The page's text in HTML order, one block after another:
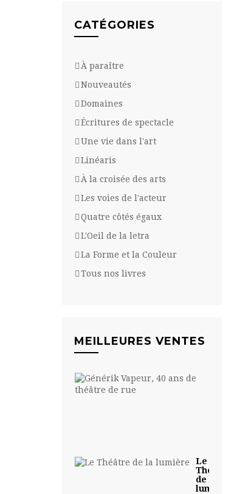
CATÉGORIES
À paraître
Nouveautés
Domaines
Écritures de spectacle
Une vie dans l'art
Linéaris
À la croisée des arts
Les voies de l'acteur
Quatre côtés égaux
L'Oeil de la letra
La Forme et la Couleur
Tous nos livres
MEILLEURES VENTES
Le
Théâtre
de la
lumière